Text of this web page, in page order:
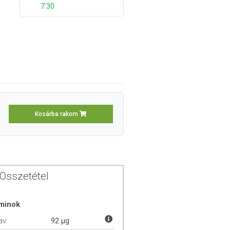
7:30
Kosárba rakom
92 µg